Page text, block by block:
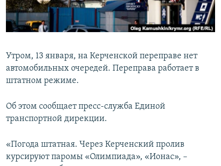
ПОБЕДИТЕЛЕЙ НЕ СУДЯТ?
КРЫМ.НЕПОКОРЕННЫЙ
УКРАИНСКАЯ ПРОБЛЕМА КРЫМА
ПРИСОЕДИНЯЙТЕСЬ!
Утром, 13 января, на Керченской переправе нет
автомобильных очередей. Переправа работает в
штатном режиме.
Об этом сообщает пресс-служба Единой
транспортной дирекции.
«Погода штатная. Через Керченский пролив
курсируют паромы «Олимпиада», «Ионас», –